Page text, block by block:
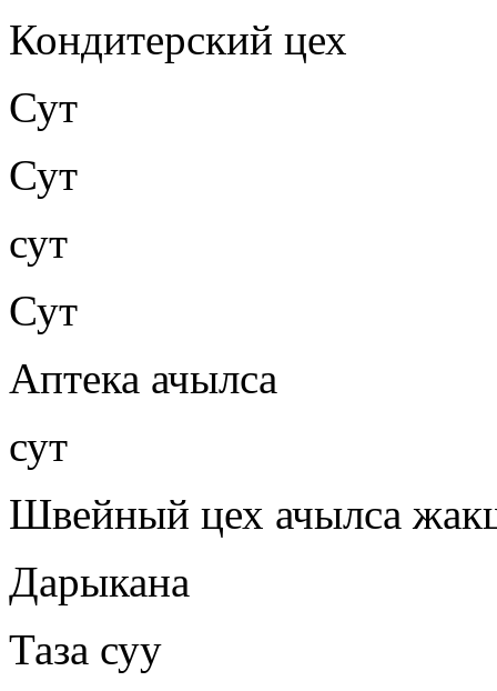
Кондитерский цех
Сут
Сут
сут
Сут
Аптека ачылса
сут
Швейный цех ачылса
Дарыкана
Таза суу